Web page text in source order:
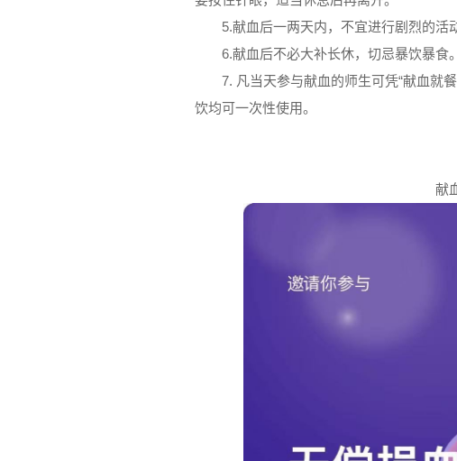
5.献血后一两天内，不宜进行剧烈的活
6.献血后不必大补长休，切忌暴饮暴食。
7. 凡当天参与献血的师生可凭“献血就
饮均可一次性使用。
献